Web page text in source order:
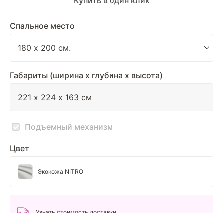
Спальное место
Габариты (ширина х глубина х высота)
Подъемный механизм
Цвет
Экокожа NITRO